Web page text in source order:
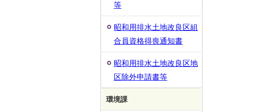
等
昭和用排水土地改良区組
合員資格得喪通知書
昭和用排水土地改良区地
区除外申請書等
環境課